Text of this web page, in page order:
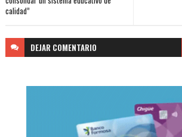
calidad”
DEJAR COMENTARIO